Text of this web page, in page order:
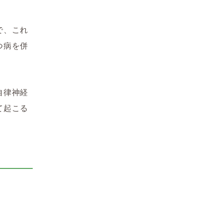
、これ
病を併
神経
こる